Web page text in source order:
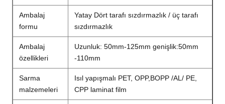
Ambalaj
formu
Yatay Dört tarafı sızdırmazlık / üç tarafı
sızdırmazlık
Ambalaj
özellikleri
Uzunluk: 50mm-125mm genişlik:50mm
-110mm
Sarma
malzemeleri
Isıl yapışmalı PET, OPP,BOPP /AL/ PE,
CPP laminat film